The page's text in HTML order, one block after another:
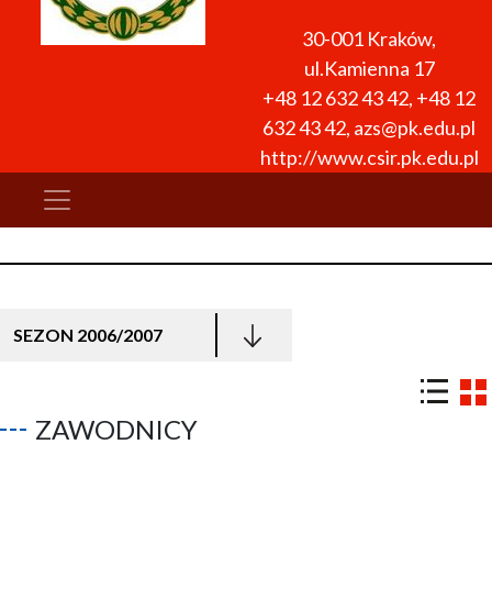
30-001 Kraków,
ul.Kamienna 17
+48 12 632 43 42, +48 12
632 43 42, azs@pk.edu.pl
http://www.csir.pk.edu.pl
SEZON 2006/2007
ZAWODNICY